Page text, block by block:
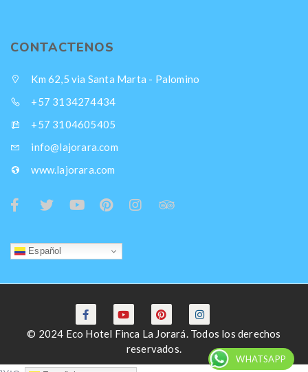
CONTACTENOS
Km 62,5 via Santa Marta - Palomino
+57 3134274434
+57 3104605405
info@lajorara.com
www.lajorara.com
Español
© 2024 Eco Hotel Finca La Jorará. Todos los derechos
reservados.
WHATSAPP